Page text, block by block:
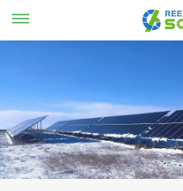
국의